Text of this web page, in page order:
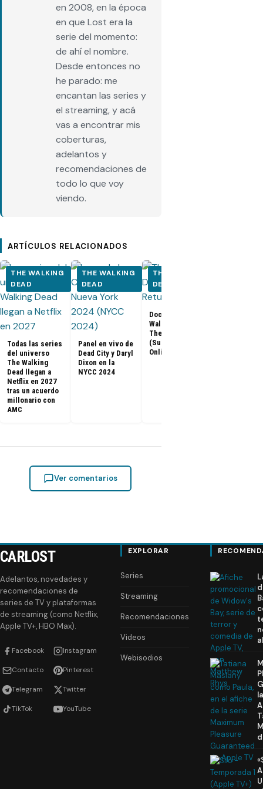
en 2008, en la época
en que Lost era la
serie del momento:
de ahí el nombre.
Desde entonces no
he parado: me
encantan las series y
el streaming, y acá
vas a encontrar mis
coberturas,
adelantos y
recomendaciones de
todo lo que voy
viendo.
ARTÍCULOS RELACIONADOS
THE WALKING
DEAD
Todas las series
del universo
The Walking
Dead llegan a
Netflix en 2027
tras un acuerdo
millonario con
AMC
THE WALKING
DEAD
Panel en vivo de
Dead City y Daryl
Dixon en la
NYCC 2024
THE WALKING
DEAD
Documental The
Walking Dead:
The Return
(Subtitulado
Online)
Ver comentarios
CARLOST
Adelantos, novedades y
recomendaciones de
series de TV y plataformas
de streaming (como Netflix,
Apple TV+, HBO Max).
Facebook Instagram
Contacto Pinterest
Telegram Twitter
TikTok YouTube
EXPLORAR
Series
Streaming
Recomendaciones
Videos
Webisodios